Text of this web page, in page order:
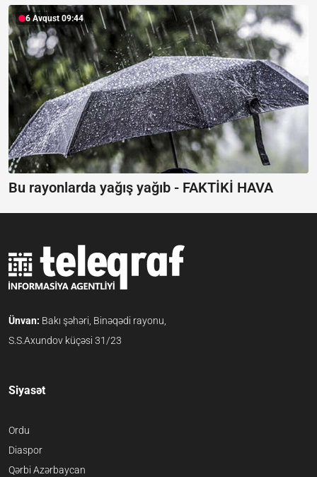
6 Avqust 09:44
Bu rayonlarda yağış yağıb - FAKTİKİ HAVA
Ünvan: Bakı şəhəri, Binəqədi rayonu,
S.S.Axundov küçəsi 31/23
Siyasət
Ordu
Diaspor
Qərbi Azərbaycan